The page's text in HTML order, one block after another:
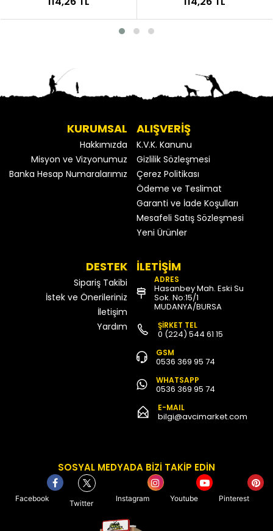
KURUMSAL
Hakkımızda
Misyon ve Vizyonumuz
Banka Hesap Numaralarımız
ALIŞVERİŞ
K.V.K. Kanunu
Gizlilik Sözleşmesi
Çerez Politikası
Ödeme ve Teslimat
Garanti ve İade Koşulları
Mesafeli Satış Sözleşmesi
Yeni Ürünler
DESTEK
Sipariş Takibi
İstek ve Önerileriniz
İletişim
Yardım
İLETİŞİM
ADRES
Hasanbey Mah. Eski Su
Sok. No:15/1
MUDANYA/BURSA
ŞİRKET TEL
0 (224) 544 61 15
GSM
0536 369 95 74
WHATSAPP
0536 369 95 74
E-MAIL
bilgi@avcimarket.com
SOSYAL MEDYADA BİZİ TAKİP EDİN
Facebook
Twitter
Instagram Youtube Pinterest